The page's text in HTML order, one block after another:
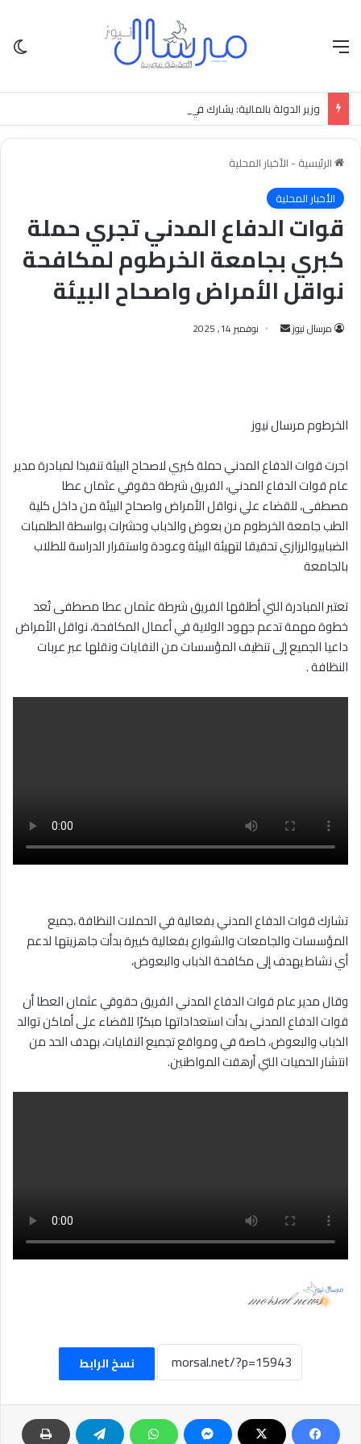
القائمة
وزير الدولة بالمالية: يشارك في تدشين منصة بيان الرقمية.
الرئيسية - الأخبار المحلية
الأخبار المحلية
قوات الدفاع المدني تجري حملة
كبري بجامعة الخرطوم لمكافحة
نواقل الأمراض واصحاح البيئة
مرسال نيوز
أرسل نوفمبر 14, 2025
الخرطوم مرسال نيوز
اجرت قوات الدفاع المدني حملة كبري لاصحاح البيئة تنفيذا لمبادرة مدير
عام قوات الدفاع المدني، الفريق شرطة حقوقي عثمان عطا
مصطفى، للقضاء علي نواقل الأمراض واصحاح البيئة من داخل كلية
الطب جامعة الخرطوم من بعوض والذباب وحشرات بواسطة الطلمبات
الضبابيوالرزازي تحقيقا لتهيئة البيئة وعودة واستقرار الدراسة للطلاب
بالجامعة
تعتبر المبادرة التي أطلقها الفريق شرطة عثمان عطا مصطفى تُعد
خطوة مهمة تدعم جهود الولاية في أعمال المكافحة، نواقل الأمراض
داعيا الجميع إلى تنظيف المؤسسات من النفايات ونقلها عبر عربات
النظافة .
تشارك قوات الدفاع المدني بفعالية في الحملات النظافة ،جميع
المؤسسات والجامعات والشوارع بفعالية كبيرة بدأت جاهزيتها لدعم
أي نشاط يهدف إلى مكافحة الذباب والبعوض،
وقال مدير عام قوات الدفاع المدني الفريق حقوقي عثمان العطا أن
قوات الدفاع المدني بدأت استعداداتها مبكرًا للقضاء على أماكن توالد
الذباب والبعوض، خاصة في ومواقع تجميع النفايات، بهدف الحد من
انتشار الحميات التي أرهقت المواطنين.
نسخ الرابط